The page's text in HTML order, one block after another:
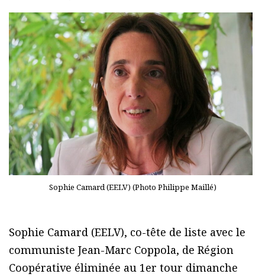
Sophie Camard (EELV) (Photo Philippe Maillé)
Sophie Camard (EELV), co-tête de liste avec le
communiste Jean-Marc Coppola, de Région
Coopérative éliminée au 1er tour dimanche